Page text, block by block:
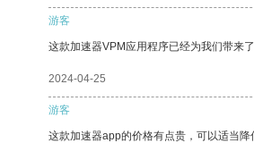
游客
这款加速器VPM应用程序已经为我们带来
2024-04-25
游客
这款加速器app的价格有点贵，可以适当